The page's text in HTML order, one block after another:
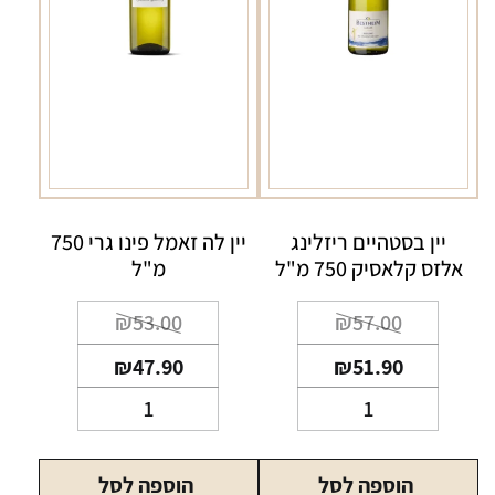
יין בסטהיים ריזלינג
אלזס קלאסיק 750 מ"ל
₪57.00המחיר
המקורי
היה:
₪57.00.
₪51.90
המחיר
הנוכחי
הוא:
₪51.90.
של
יין
הוספה לסל
יין לה זאמל פינו גרי 750
מ"ל
₪53.00המחיר
המקורי
היה:
₪53.00.
₪47.90
המחיר
הנוכחי
הוא:
₪47.90.
של
יין
הוספה לסל